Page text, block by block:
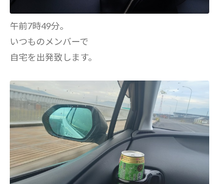
午前7時49分。
いつものメンバーで
自宅を出発致します。